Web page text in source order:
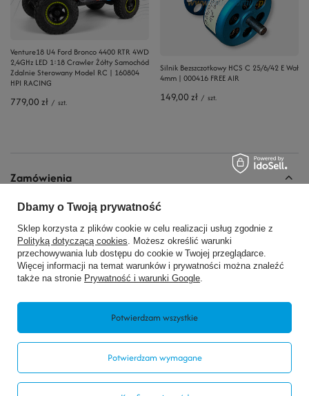
Venture18 U4 Ford Bronco 4400 RTR 4WD
2,4GHz LED 1:18 Crawler Żółty Samochód
Zdalnie Sterowany Model RC | 160804
HPI RACING
779,00 zł / szt.
Silnik Bezszczotkowy HCS C 25/6/42 E Wał
4mm | 000416 FREE AIR
149,00 zł / szt.
Zamówienia
Status zamówienia
Śledzenie przesyłki
Chcę zareklamować produkt
Chcę zwrócić produkt
Konto
Dbamy o Twoją prywatność
Sklep korzysta z plików cookie w celu realizacji usług zgodnie z
Polityką dotyczącą cookies. Możesz określić warunki
przechowywania lub dostępu do cookie w Twojej przeglądarce.
Więcej informacji na temat warunków i prywatności można znaleźć
także na stronie Prywatność i warunki Google.
Potwierdzam wymagane
Potwierdzam wszystkie